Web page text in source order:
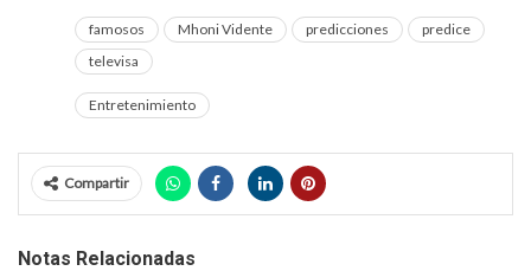
famosos Mhoni Vidente predicciones
predice
televisa
Entretenimiento
Compartir
Notas Relacionadas